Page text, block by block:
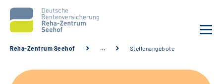
Reha-Zentrum Seehof … Stellenangebote